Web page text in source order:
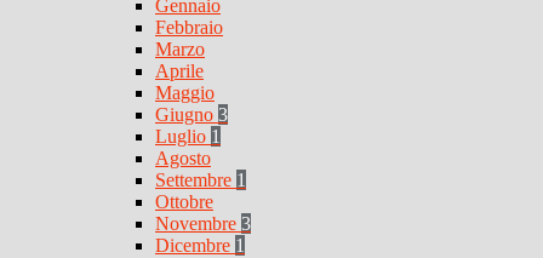
Gennaio
Febbraio
Marzo
Aprile
Maggio
Giugno 3
Luglio 1
Agosto
Settembre 1
Ottobre
Novembre 3
Dicembre 1